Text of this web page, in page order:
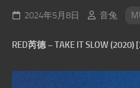
2024年5月8日 音兔
RED芮德 – TAKE IT SLOW (2020)